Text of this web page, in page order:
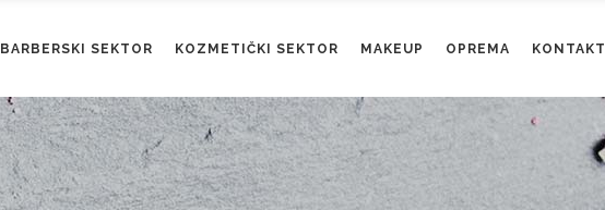
BARBERSKI SEKTOR KOZMETIČKI SEKTOR MAKEUP OPREMA KONTAKT